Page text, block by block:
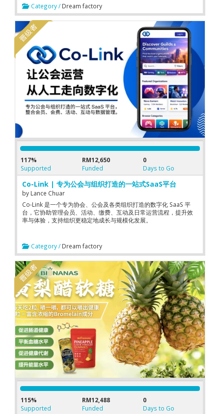
Category / Dream factory
117%
Supported
RM12,650
Funded
0
Days to Go
Co-Link | 专为公会与组织打造的一站式SaaS平台
by Lance Chuar
Co-Link 是一个专为协会、公会及各类组织打造的数字化 SaaS 平
台，它协助管理会员、活动、缴费、互动及日常运营流程，提升效
率与体验，支持组织更稳定地成长与规模化发展。
Category / Dream factory
115%
Supported
RM12,488
Funded
0
Days to Go